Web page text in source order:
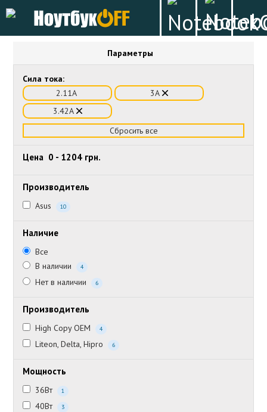
Параметры
Сила тока:
2.11А
3А
3.42А
Сбросить все
Цена 0 - 1204 грн.
Производитель
Asus 10
Наличие
Все
В наличии
4
Нет в наличии 6
Производитель
High Copy OEM 4
Liteon, Delta, Hipro 6
Мощность
36Вт 1
40Вт 3